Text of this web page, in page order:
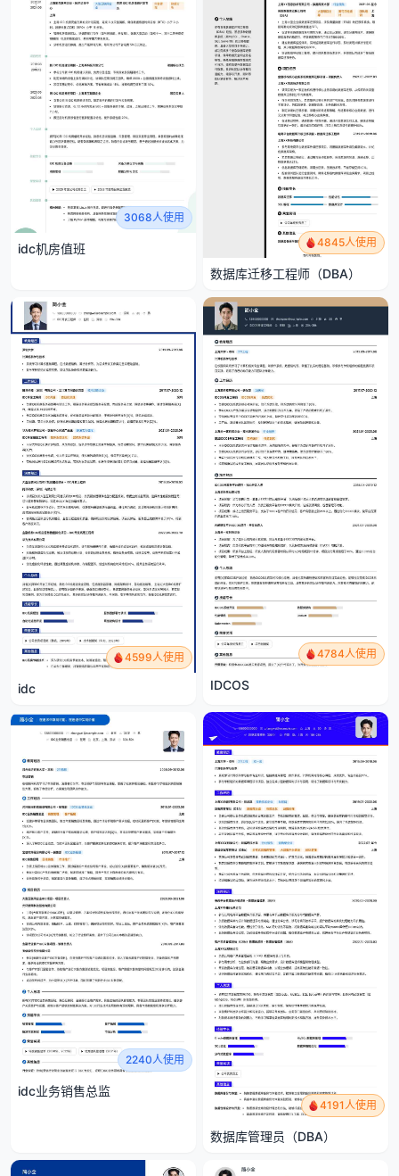
3068人使用
idc机房值班 4845人使用
数据库迁移工程师（DBA）
4599人使用
idc
4784人使用
IDCOS
2240人使用
idc业务销售总监
4191人使用
数据库管理员（DBA）